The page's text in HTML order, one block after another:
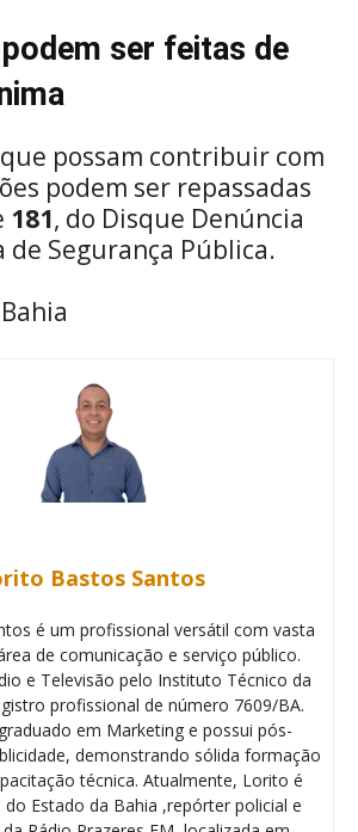
ser feitas de
possam contribuir com
podem ser repassadas
181, do Disque Denúncia
de Segurança Pública.
Bastos Santos
é um profissional versátil com vasta
de comunicação e serviço público.
e Televisão pelo Instituto Técnico da
profissional de número 7609/BA.
em Marketing e possui pós-
demonstrando sólida formação
técnica. Atualmente, Lorito é
do Estado da Bahia ,repórter policial e